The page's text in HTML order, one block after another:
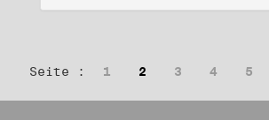
Seite : 1 2 3 4 5